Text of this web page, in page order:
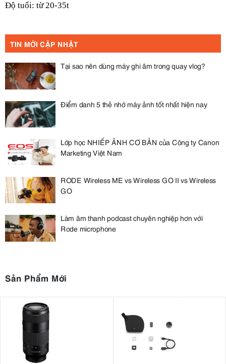
Độ tuổi: từ 20-35t
TIN MỚI CẬP NHẬT
Tại sao nên dùng máy ghi âm trong quay vlog?
Điểm danh 5 thẻ nhớ máy ảnh tốt nhất hiện nay
Lớp học NHIẾP ẢNH CƠ BẢN của Công ty Canon
Marketing Việt Nam
RODE Wireless ME vs Wireless GO II vs Wireless
GO
Làm âm thanh podcast chuyên nghiệp hơn với
Rode microphone
Sản Phẩm Mới